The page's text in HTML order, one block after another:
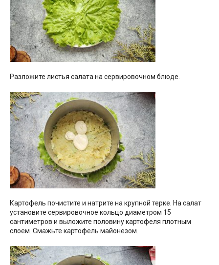
Разложите листья салата на сервировочном блюде.
Картофель почистите и натрите на крупной терке. На салат
установите сервировочное кольцо диаметром 15
сантиметров и выложите половину картофеля плотным
слоем. Смажьте картофель майонезом.